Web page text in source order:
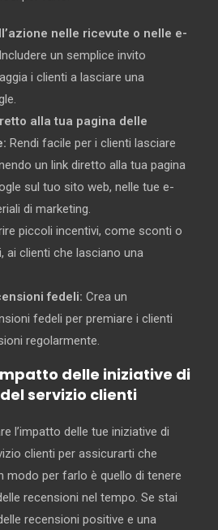
nelle ricevute o nelle e-
Includere un semplice invito
i clienti a lasciare una
alla tua pagina delle
Rendi facile per i clienti lasciare
un link diretto alla tua pagina
sul tuo sito web, nelle tue e-
di marketing.
piccoli incentivi, come sconti o
ai clienti che lasciano una
fedeli: Crea un
fedeli per premiare i clienti
regolarmente.
delle iniziative di
servizio clienti
l’impatto delle tue iniziative di
clienti per assicurarti che
modo per farlo è quello di tenere
recensioni nel tempo. Se stai
recensioni positive e una